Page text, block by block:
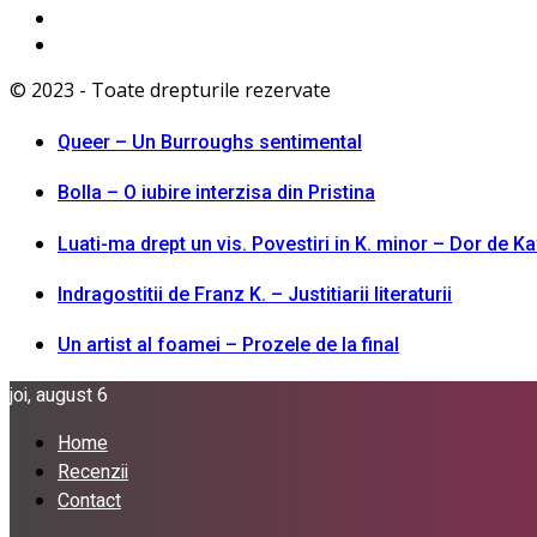
© 2023 - Toate drepturile rezervate
Queer – Un Burroughs sentimental
Bolla – O iubire interzisa din Pristina
Luati-ma drept un vis. Povestiri in K. minor – Dor de
Indragostitii de Franz K. – Justitiarii literaturii
Un artist al foamei – Prozele de la final
joi, august 6
Home
Recenzii
Contact